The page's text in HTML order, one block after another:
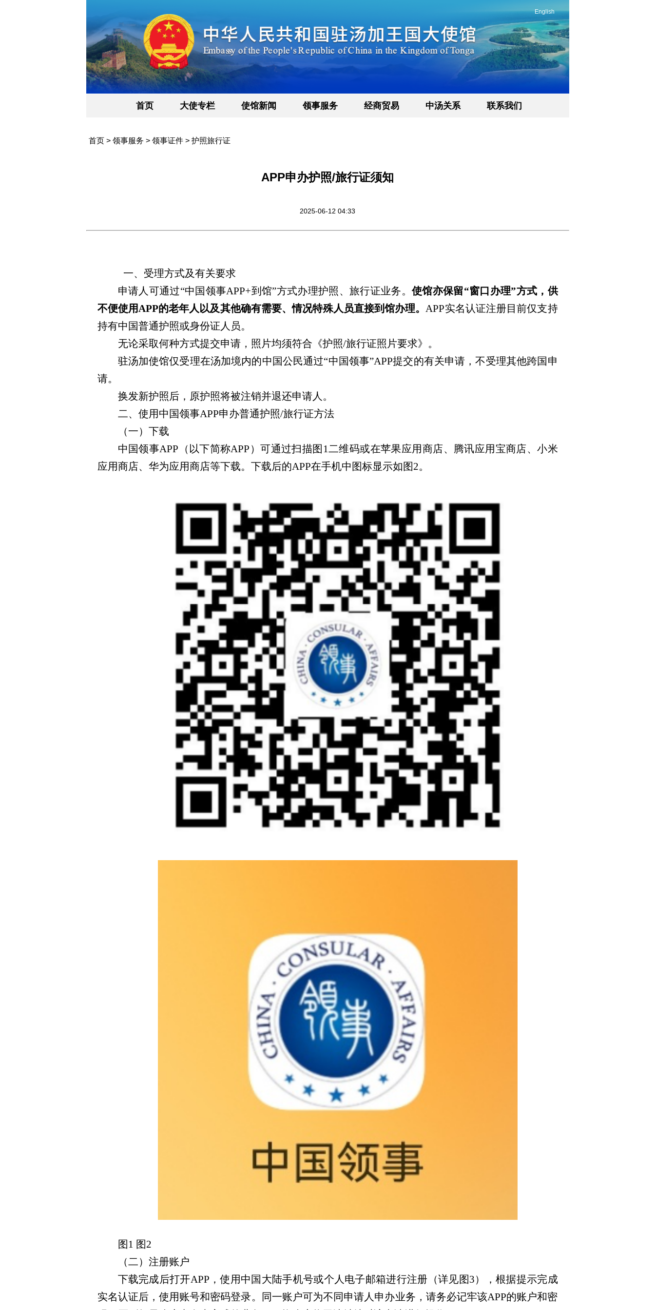
English
首页 大使专栏 使馆新闻 领事服务 经商贸易 中汤关系 联系我们
首页> 领事服务 > 领事证件> 护照旅行证
APP申办护照/旅行证须知
2025-06-12 04:33
一、受理方式及有关要求
申请人可通过“中国领事APP+到馆”方式办理护照、旅行证业务。使馆亦保留“窗口办理”方式，供
不便使用APP的老年人以及其他确有需要、情况特殊人员直接到馆办理。APP实名认证注册目前仅支持
持有中国普通护照或身份证人员。
无论采取何种方式提交申请，照片均须符合 《护照/旅行证照片要求》 。
驻汤加使馆仅受理在汤加境内的中国公民通过“中国领事”APP提交的有关申请，不受理其他跨国申
请。
换发新护照后，原护照将被注销并退还申请人。
二、使用中国领事APP申办普通护照/旅行证方法
（一）下载
中国领事APP（以下简称APP）可通过扫描图1二维码或在苹果应用商店、腾讯应用宝商店、小米
应用商店、华为应用商店等下载。下载后的APP在手机中图标显示如图2。
图1 图2
（二）注册账户
下载完成后打开APP，使用中国大陆手机号或个人电子邮箱进行注册（详见图3），根据提示完成
实名认证后，使用账号和密码登录。同一账户可为不同申请人申办业务，请务必记牢该APP的账户和密